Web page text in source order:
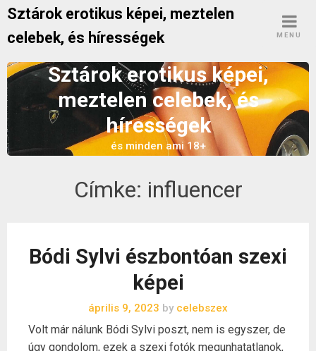
Skip
content
Sztárok erotikus képei, meztelen
celebek, és hírességek
MENU
Sztárok erotikus képei,
meztelen celebek, és
hírességek
és minden ami 18+
Címke: influencer
Bódi Sylvi észbontóan szexi
képei
április 9, 2023 by celebszex
Volt már nálunk Bódi Sylvi poszt, nem is egyszer, de
úgy gondolom, ezek a szexi fotók megunhatatlanok,